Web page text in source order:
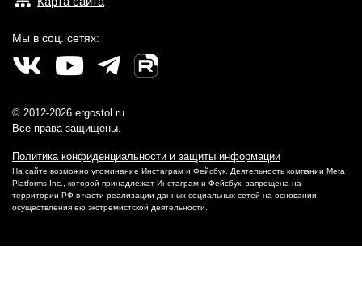
Мы в соц. сетях:
© 2012-2026 ergostol.ru
Все права защищены.
Политика конфиденциальности и защиты информации
На сайте возможно упоминание Инстаграм и Фейсбук. Деятельность компании Meta
Platforms Inc., которой принадлежат Инстаграм и Фейсбук, запрещена на
территории РФ в части реализации данных социальных сетей на основании
осуществления ею экстремистской деятельности.